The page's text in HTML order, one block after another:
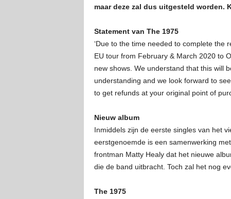
maar deze zal dus uitgesteld worden.
Statement van The 1975
‘Due to the time needed to complete the
EU tour from February & March 2020 to
new shows. We understand that this will
understanding and we look forward to
to get refunds at your original point of
Nieuw album
Inmiddels zijn de eerste singles van het
eerstgenoemde is een samenwerking
frontman Matty Healy dat het nieuwe
die de band uitbracht. Toch zal het nog
The 1975